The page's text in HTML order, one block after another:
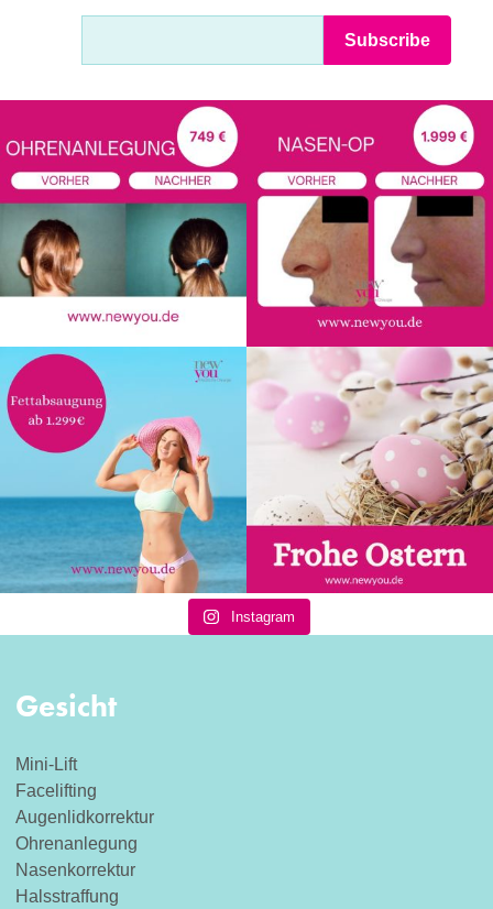
Instagram
Gesicht
Mini-Lift
Facelifting
Augenlidkorrektur
Ohrenanlegung
Nasenkorrektur
Halsstraffung